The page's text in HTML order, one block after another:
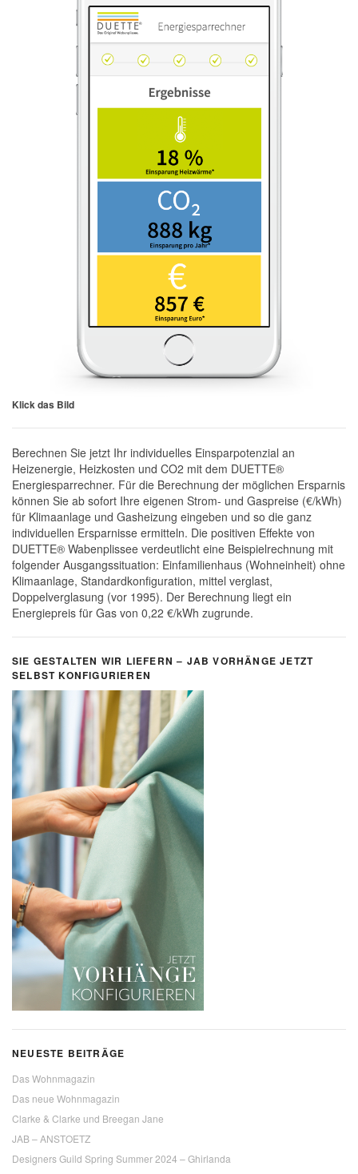
Klick das Bild
Berechnen Sie jetzt Ihr individuelles Einsparpotenzial an
Heizenergie, Heizkosten und CO2 mit dem DUETTE®
Energiesparrechner. Für die Berechnung der möglichen Ersparnis
können Sie ab sofort Ihre eigenen Strom- und Gaspreise (€/kWh)
für Klimaanlage und Gasheizung eingeben und so die ganz
individuellen Ersparnisse ermitteln. Die positiven Effekte von
DUETTE® Wabenplissee verdeutlicht eine Beispielrechnung mit
folgender Ausgangssituation: Einfamilienhaus (Wohneinheit) ohne
Klimaanlage, Standardkonfiguration, mittel verglast,
Doppelverglasung (vor 1995). Der Berechnung liegt ein
Energiepreis für Gas von 0,22 €/kWh zugrunde.
SIE GESTALTEN WIR LIEFERN – JAB VORHÄNGE JETZT
SELBST KONFIGURIEREN
NEUESTE BEITRÄGE
Das Wohnmagazin
Das neue Wohnmagazin
Clarke & Clarke und Breegan Jane
JAB – ANSTOETZ
Designers Guild Spring Summer 2024 – Ghirlanda